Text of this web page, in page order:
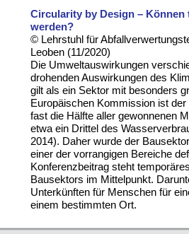
Circularity by Design –
werden?
© Lehrstuhl für
Leoben (11/2020)
Die Umweltauswirkungen
drohenden Auswirkungen des
gilt als ein Sektor mit besonders
Europäischen Kommission ist
fast die Hälfte aller gewonnenen
etwa ein Drittel des
2014). Daher wurde der
einer der vorrangigen Bereiche
Konferenzbeitrag steht
Bausektors im Mittelpunkt.
Unterkünften für Menschen für
einem bestimmten Ort.